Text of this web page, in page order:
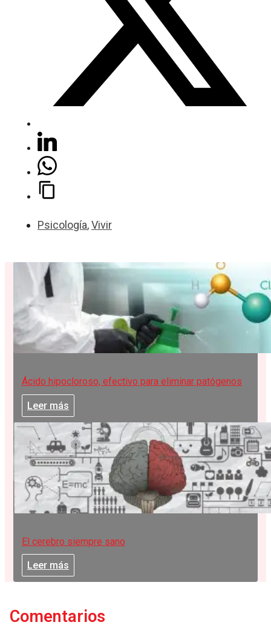
Psicología,Vivir
Ácido hipocloroso, efectivo para eliminar patógenos
Leer más
El cerebro siempre sano
Leer más
Comentarios